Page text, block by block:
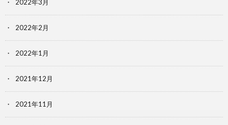
2022年3月
2022年2月
2022年1月
2021年12月
2021年11月